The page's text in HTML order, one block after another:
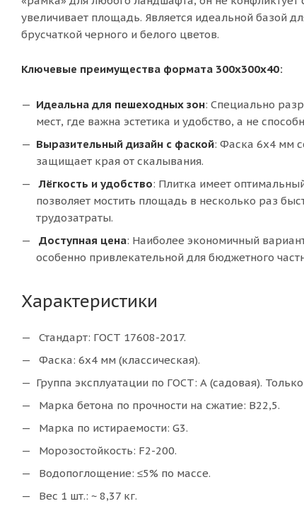
увеличивает площадь. Является идеальной базой
брусчаткой черного и белого цветов.
Ключевые преимущества формата 300х300х40:
Идеальна для пешеходных зон: Специально
мест, где важна эстетика и удобство, а не
Выразительный дизайн с фаской: Фаска 6х4 мм
защищает края от скалывания.
Лёгкость и удобство: Плитка имеет
позволяет мостить площадь в несколько раз
трудозатраты.
Доступная цена: Наиболее экономичный
особенно привлекательной для бюджетного
Характеристики
Стандарт: ГОСТ 17608-2017.
Фаска: 6х4 мм (классическая).
Группа эксплуатации по ГОСТ: А (садовая).
Марка бетона по прочности на сжатие: В22,5.
Марка по истираемости: G3.
Морозостойкость: F2-200.
Водопоглощение: ≤5% по массе.
Вес 1 шт.: ~ 8,37 кг.